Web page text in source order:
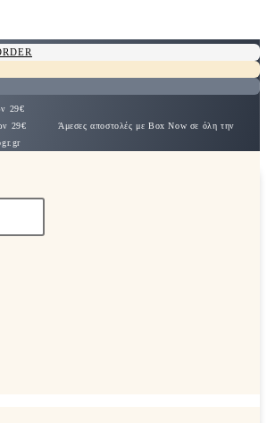
29€
των 29€
Άμεσες αποστολές με Box Now σε όλη την